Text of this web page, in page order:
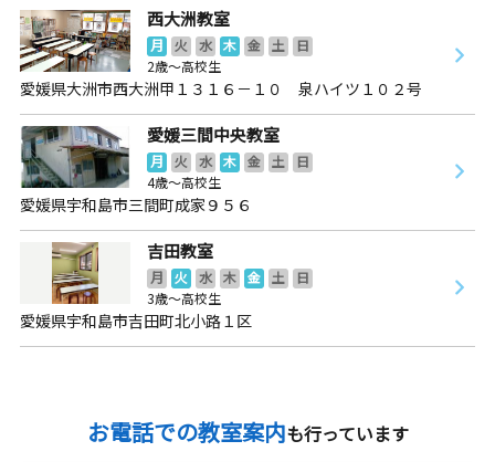
西大洲教室
月 火 水 木 金 土
日
2歳～高校生
愛媛県大洲市西大洲甲１３１６－１０ 泉ハイツ１０２号
愛媛三間中央教室
月 火 水 木 金 土
日
4歳～高校生
愛媛県宇和島市三間町成家９５６
吉田教室
月 火 水 木 金 土
日
3歳～高校生
愛媛県宇和島市吉田町北小路１区
お電話での教室案内も行っています